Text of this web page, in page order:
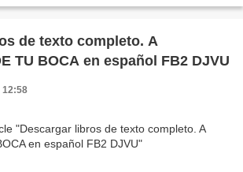
de texto completo. A
TU BOCA en español FB2 DJVU
12:58